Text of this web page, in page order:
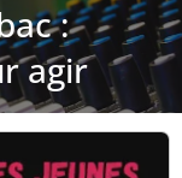
:
agir